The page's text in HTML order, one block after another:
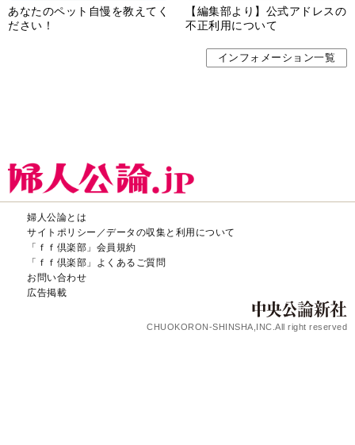
あなたのペット自慢を教えてく
ださい！
【編集部より】公式アドレスの
不正利用について
インフォメーション一覧
婦人公論とは
サイトポリシー／データの収集と利用について
「ｆｆ倶楽部」会員規約
「ｆｆ倶楽部」よくあるご質問
お問い合わせ
広告掲載
CHUOKORON-SHINSHA,INC.All right reserved